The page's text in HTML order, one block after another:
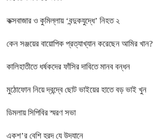
কক্সবাজার ও কুমিল্লায় ‘বন্দুকযুদ্ধে’ নিহত ২
কেন সঞ্জয়ের বায়োপিক প্রত্যাখ্যান করেছেন আমির খান?
কালিহাতীতে ধর্ষকদের ফাঁসির দাবিতে মানব বন্ধন
মুঠোফোন নিয়ে দ্বন্দ্বে ছোট ভাইয়ের হাতে বড় ভাই খুন
ডিমলায় সিপিবির স্মরণ সভা
একশ’র বেশি হ্রদ যে উদ্যানে